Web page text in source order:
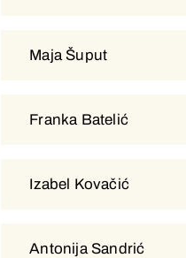
Maja Šuput
Franka Batelić
Izabel Kovačić
Antonija Sandrić
Maja Šuput
Franka Batelić
Izabel Kovačić
Antonija Sandrić